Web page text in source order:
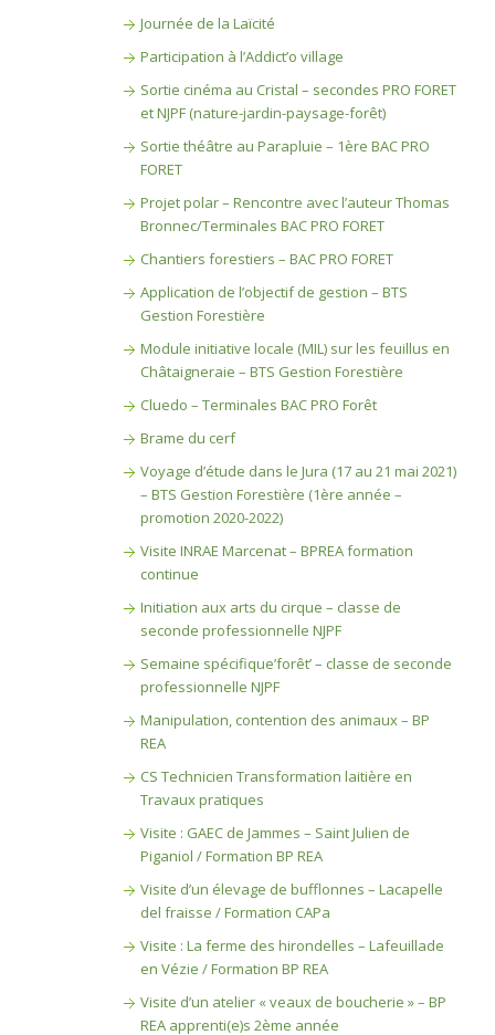
Journée de la Laïcité
Participation à l’Addict’o village
Sortie cinéma au Cristal – secondes PRO FORET
et NJPF (nature-jardin-paysage-forêt)
Sortie théâtre au Parapluie – 1ère BAC PRO
FORET
Projet polar – Rencontre avec l’auteur Thomas
Bronnec/Terminales BAC PRO FORET
Chantiers forestiers – BAC PRO FORET
Application de l’objectif de gestion – BTS
Gestion Forestière
Module initiative locale (MIL) sur les feuillus en
Châtaigneraie – BTS Gestion Forestière
Cluedo – Terminales BAC PRO Forêt
Brame du cerf
Voyage d’étude dans le Jura (17 au 21 mai 2021)
– BTS Gestion Forestière (1ère année –
promotion 2020-2022)
Visite INRAE Marcenat – BPREA formation
continue
Initiation aux arts du cirque – classe de
seconde professionnelle NJPF
Semaine spécifique’forêt’ – classe de seconde
professionnelle NJPF
Manipulation, contention des animaux – BP
REA
CS Technicien Transformation laitière en
Travaux pratiques
Visite : GAEC de Jammes – Saint Julien de
Piganiol / Formation BP REA
Visite d’un élevage de bufflonnes – Lacapelle
del fraisse / Formation CAPa
Visite : La ferme des hirondelles – Lafeuillade
en Vézie / Formation BP REA
Visite d’un atelier « veaux de boucherie » – BP
REA apprenti(e)s 2ème année